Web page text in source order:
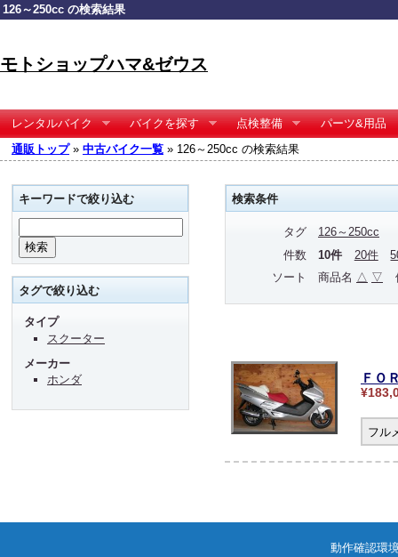
126～250cc の検索結果
モトショップハマ&ゼウス
レンタルバイク バイクを探す 点検整備
パーツ&用品
通販トップ» 中古バイク一覧 » 126～250cc の検索結果
検索条件
タグ
126～250cc
件数
10件 20件
ソート
商品名 △ ▽
ＦＯ
フル
キーワードで絞り込む
タグで絞り込む
タイプ
スクーター
メーカー
ホンダ
動作確認環